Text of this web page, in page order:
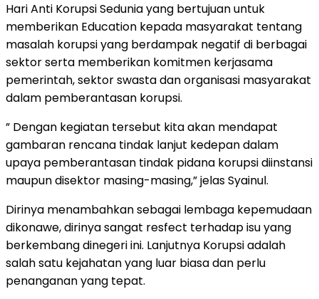
Hari Anti Korupsi Sedunia yang bertujuan untuk
memberikan Education kepada masyarakat tentang
masalah korupsi yang berdampak negatif di berbagai
sektor serta memberikan komitmen kerjasama
pemerintah, sektor swasta dan organisasi masyarakat
dalam pemberantasan korupsi.
” Dengan kegiatan tersebut kita akan mendapat
gambaran rencana tindak lanjut kedepan dalam
upaya pemberantasan tindak pidana korupsi diinstansi
maupun disektor masing-masing,” jelas Syainul.
Dirinya menambahkan sebagai lembaga kepemudaan
dikonawe, dirinya sangat resfect terhadap isu yang
berkembang dinegeri ini. Lanjutnya Korupsi adalah
salah satu kejahatan yang luar biasa dan perlu
penanganan yang tepat.